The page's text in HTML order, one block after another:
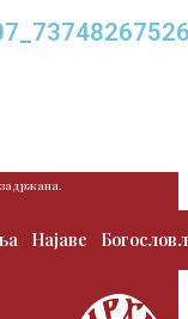
Најаве